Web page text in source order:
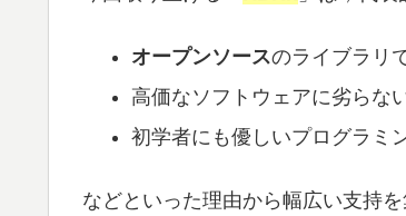
オープンソースのライブラリ
高価なソフトウェアに劣らな
初学者にも優しいプログラミ
などといった理由から幅広い支持を